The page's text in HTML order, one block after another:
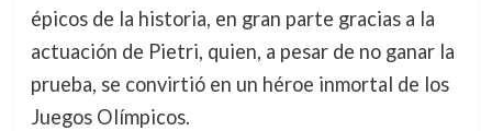
épicos de la historia, en gran parte gracias a la
actuación de Pietri, quien, a pesar de no ganar la
prueba, se convirtió en un héroe inmortal de los
Juegos Olímpicos.